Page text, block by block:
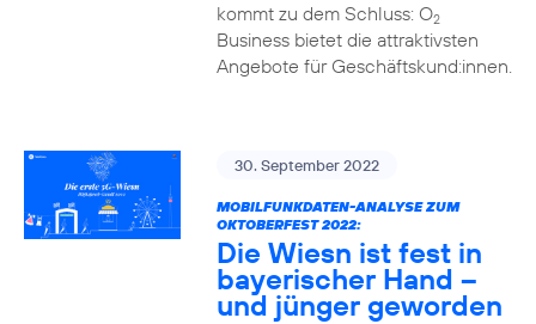
kommt zu dem Schluss: O2
Business bietet die attraktivsten
Angebote für Geschäftskund:innen.
30. September 2022
MOBILFUNKDATEN-ANALYSE ZUM
OKTOBERFEST 2022:
Die Wiesn ist fest in
bayerischer Hand –
und jünger geworden